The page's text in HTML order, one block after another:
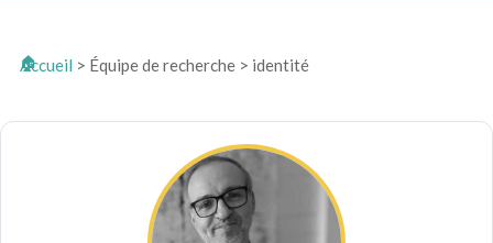
Accueil > Équipe de recherche > identité